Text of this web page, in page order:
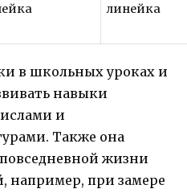
линейка
в школьных уроках и
навыки
и
Также она
жизни
например, при замере